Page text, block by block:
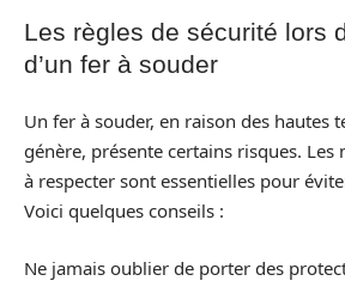
Les règles de sécurité lors
d’un fer à souder
Un fer à souder, en raison des hautes
génère, présente certains risques. Les
à respecter sont essentielles pour
Voici quelques conseils :
Ne jamais oublier de porter des